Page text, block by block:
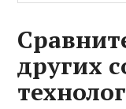
других